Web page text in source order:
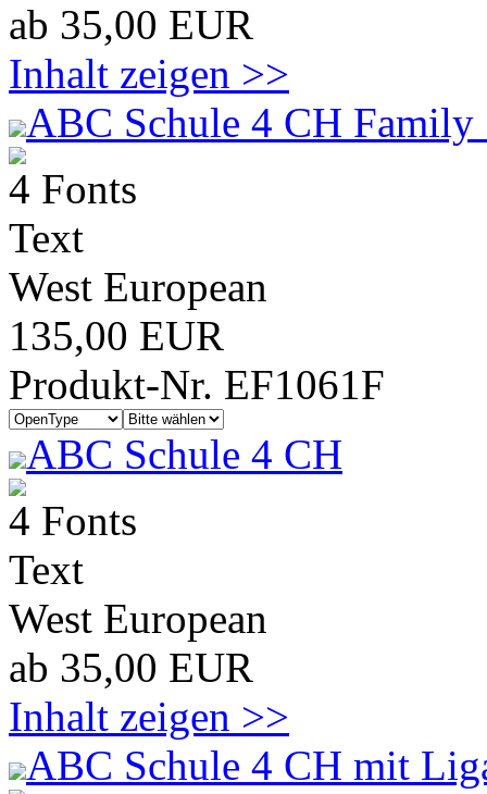
ab 35,00 EUR
Inhalt zeigen >>
ABC Schule 4 CH Family
4 Fonts
Text
West European
135,00 EUR
Produkt-Nr. EF1061F
ABC Schule 4 CH
4 Fonts
Text
West European
ab 35,00 EUR
Inhalt zeigen >>
ABC Schule 4 CH mit